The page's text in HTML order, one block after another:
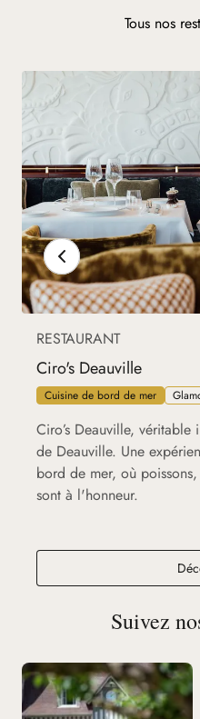
Tous nos
RESTAURANT
Ciro's Deauville
Cuisine de bord de mer
Ciro’s Deauville, véritable
de Deauville. Une
bord de mer, où
sont à l'honneur.
Suivez